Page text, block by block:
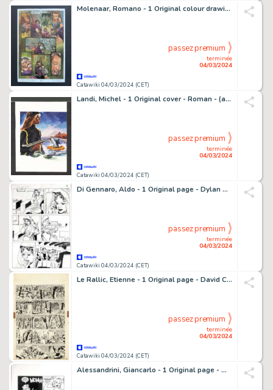
Molenaar, Romano - 1 Original colour drawing - Sagas 3 - More Than Mortal - 1998
Catawiki 04/03/2024 (CET)
terminée
04/03/2024
passez premium
Landi, Michel - 1 Original cover - Roman - (années 1960)
Catawiki 04/03/2024 (CET)
terminée
04/03/2024
passez premium
Di Gennaro, Aldo - 1 Original page - Dylan Dog - 2011
Catawiki 04/03/2024 (CET)
terminée
04/03/2024
passez premium
Le Rallic, Etienne - 1 Original page - David Crockett - 1958
Catawiki 04/03/2024 (CET)
terminée
04/03/2024
passez premium
Alessandrini, Giancarlo - 1 Original page - Martin Mystère